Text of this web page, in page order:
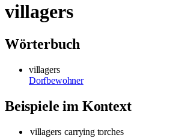
villagers
Wörterbuch
villagers
Dorfbewohner
Beispiele im Kontext
villagers carrying torches